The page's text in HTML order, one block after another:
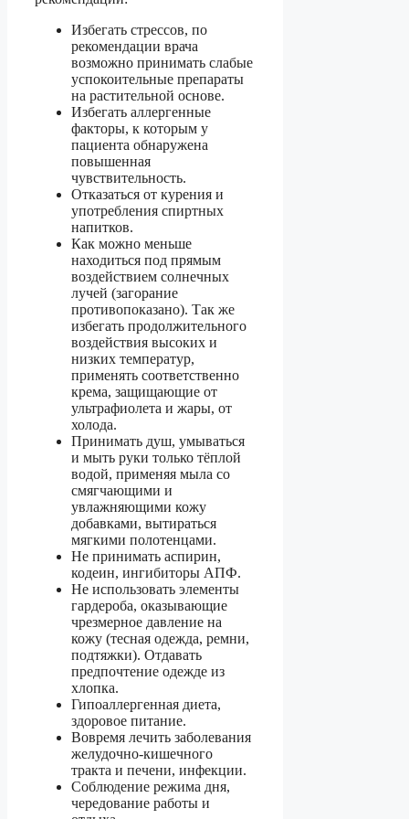
Избегать стрессов, по
рекомендации врача
возможно принимать слабые
успокоительные препараты
на растительной основе.
Избегать аллергенные
факторы, к которым у
пациента обнаружена
повышенная
чувствительность.
Отказаться от курения и
употребления спиртных
напитков.
Как можно меньше
находиться под прямым
воздействием солнечных
лучей (загорание
противопоказано). Так же
избегать продолжительного
воздействия высоких и
низких температур,
применять соответственно
крема, защищающие от
ультрафиолета и жары, от
холода.
Принимать душ, умываться
и мыть руки только тёплой
водой, применяя мыла со
смягчающими и
увлажняющими кожу
добавками, вытираться
мягкими полотенцами.
Не принимать аспирин,
кодеин, ингибиторы АПФ.
Не использовать элементы
гардероба, оказывающие
чрезмерное давление на
кожу (тесная одежда, ремни,
подтяжки). Отдавать
предпочтение одежде из
хлопка.
Гипоаллергенная диета,
здоровое питание.
Вовремя лечить заболевания
желудочно-кишечного
тракта и печени, инфекции.
Соблюдение режима дня,
чередование работы и